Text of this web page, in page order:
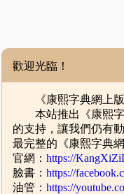
歡迎光臨！
《康熙字典網上版
本站推出《康熙字
的支持，讓我們仍有
最完整的《康熙字典
官網：https://
臉書：https://
油管：https://